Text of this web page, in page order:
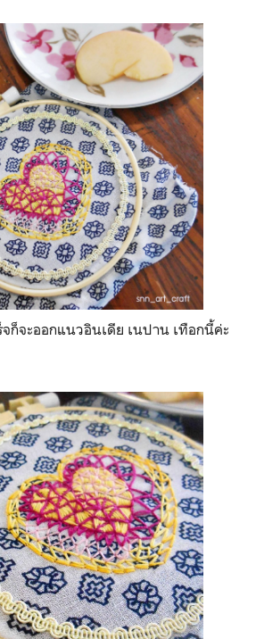
ก็จะออกแนวอินเดีย เนปาน เทือกนี้ค่ะ